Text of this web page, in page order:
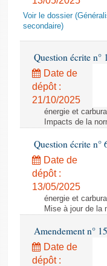
Voir le dossier
secondaire)
Question écrite
Date de
dépôt :
21/10/2025
énergie et
Impacts de la
Question écrite n°
Date de
dépôt :
13/05/2025
énergie et
Mise à jour de la
Amendement n°
Date de
dépôt :